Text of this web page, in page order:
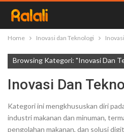
Home Inovasi dan Teknologi
Browsing Kategori: "Inovasi Dan
Inovasi Dan
Kategori ini mengkhususkan diri
industri makanan dan minuman,
pengolahan makanan, dan solusi